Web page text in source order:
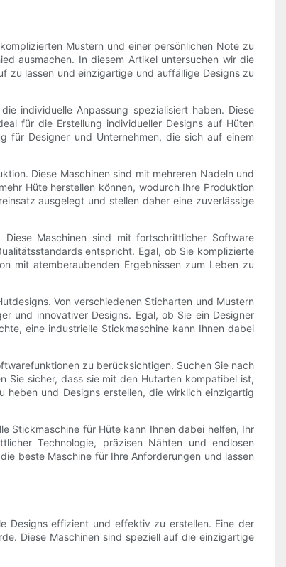
Mustern und einer persönlichen Note zu
ausmachen. In diesem Artikel untersuchen wir die
zu lassen und einzigartige und auffällige Designs zu
individuelle Anpassung spezialisiert haben. Diese
für die Erstellung individueller Designs auf Hüten
für Designer und Unternehmen, die sich auf einem
Diese Maschinen sind mit mehreren Nadeln und
Hüte herstellen können, wodurch Ihre Produktion
ausgelegt und stellen daher eine zuverlässige
Maschinen sind mit fortschrittlicher Software
entspricht. Egal, ob Sie komplizierte
mit atemberaubenden Ergebnissen zum Leben zu
Von verschiedenen Sticharten und Mustern
und innovativer Designs. Egal, ob Sie ein Designer
eine industrielle Stickmaschine kann Ihnen dabei
zu berücksichtigen. Suchen Sie nach
Sie sicher, dass sie mit den Hutarten kompatibel ist,
heben und Designs erstellen, die wirklich einzigartig
Stickmaschine für Hüte kann Ihnen dabei helfen, Ihr
Technologie, präzisen Nähten und endlosen
beste Maschine für Ihre Anforderungen und lassen
Designs effizient und effektiv zu erstellen. Eine der
Diese Maschinen sind speziell auf die einzigartige